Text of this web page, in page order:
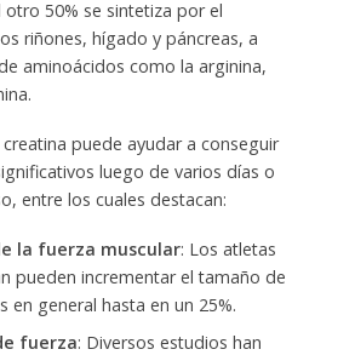
50% se sintetiza por el
riñones, hígado y páncreas, a
aminoácidos como la arginina,
puede ayudar a conseguir
luego de varios días o
entre los cuales destacan:
la fuerza muscular: Los atletas
pueden incrementar el tamaño de
en general hasta en un 25%.
fuerza: Diversos estudios han